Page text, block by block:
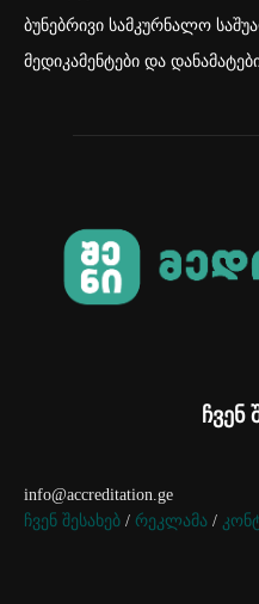
ბუნებრივი სამკურნალო
მედიკამენტები და
ჩვენ
info@accreditation.ge
ჩვენ შესახებ / რეკლამა /